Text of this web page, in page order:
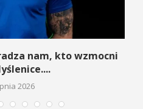
nam, kto wzmocni
2026